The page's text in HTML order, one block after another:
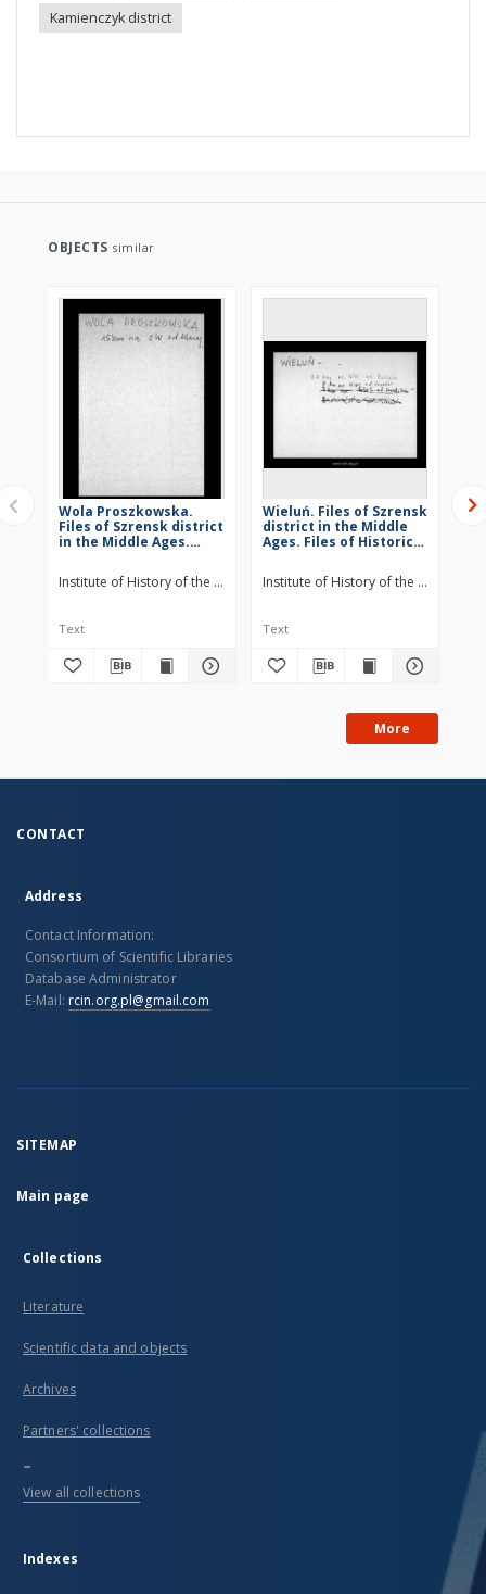
Kamienczyk district
OBJECTS similar
Wola Proszkowska.
Files of Szrensk district
in the Middle Ages.
Geographical
Dictionary of Masovia
Institute of History of the Polish Academy of Sciences
Text
Wieluń. Files of Szrensk
district in the Middle
Ages. Files of Historico-
Dictionary of Masovia
in the Middle Ages
Institute of History of the Polish
Text
More
CONTACT
Address
Contact Information:
Consortium of Scientific Libraries
Database Administrator
E-Mail: rcin.org.pl@gmail.com
SITEMAP
Main page
Collections
Literature
Scientific data and objects
Archives
Partners' collections
...
View all collections
Indexes